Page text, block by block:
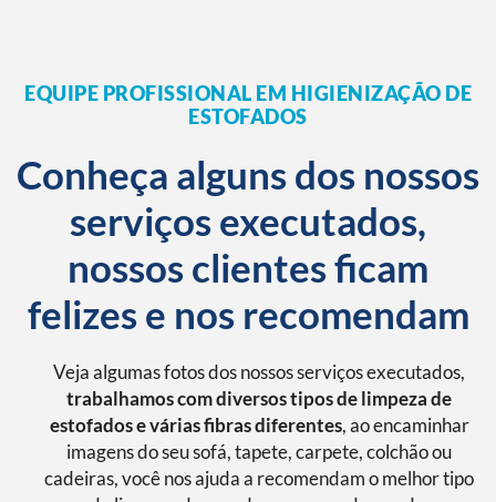
EQUIPE PROFISSIONAL EM HIGIENIZAÇÃO DE
ESTOFADOS
Conheça alguns dos nossos
serviços executados,
nossos clientes ficam
felizes e nos recomendam
Veja algumas fotos dos nossos serviços executados,
trabalhamos com diversos tipos de limpeza de
estofados e várias fibras diferentes, ao encaminhar
imagens do seu sofá, tapete, carpete, colchão ou
cadeiras, você nos ajuda a recomendam o melhor tipo